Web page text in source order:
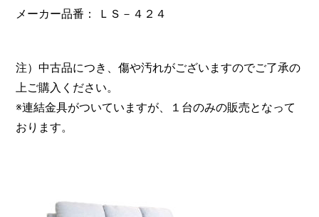
メーカー品番： ＬＳ－４２４
注）中古品につき、傷や汚れがございますのでご了承の
上ご購入ください。
※連結金具がついていますが、１台のみの販売となって
おります。